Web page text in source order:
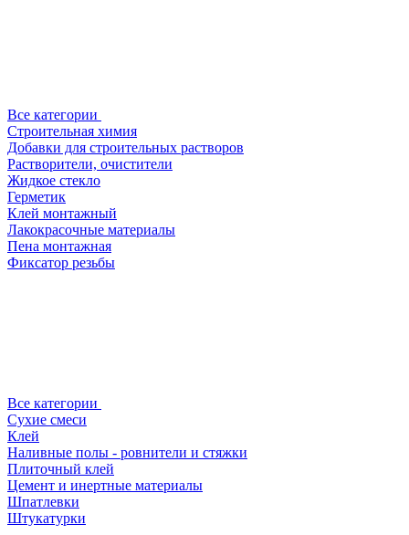
Все категории
Строительная химия
Добавки для строительных растворов
Растворители, очистители
Жидкое стекло
Герметик
Клей монтажный
Лакокрасочные материалы
Пена монтажная
Фиксатор резьбы
Все категории
Сухие смеси
Клей
Наливные полы - ровнители и стяжки
Плиточный клей
Цемент и инертные материалы
Шпатлевки
Штукатурки